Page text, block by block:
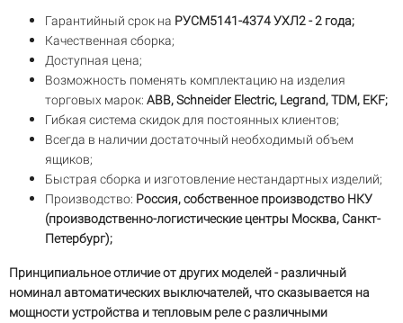
Гарантийный срок на РУСМ5141-4374 УХЛ2 - 2 года;
Качественная сборка;
Доступная цена;
Возможность поменять комплектацию на изделия
торговых марок: ABB, Schneider Electric, Legrand, TDM, EKF;
Гибкая система скидок для постоянных клиентов;
Всегда в наличии достаточный необходимый объем
ящиков;
Быстрая сборка и изготовление нестандартных изделий;
Производство: Россия, собственное производство НКУ
(производственно-логистические центры Москва, Санкт-
Петербург);
Принципиальное отличие от других моделей - различный
номинал автоматических выключателей, что сказывается на
мощности устройства и тепловым реле с различными